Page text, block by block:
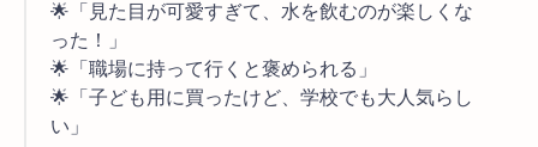
🌟「見た目が可愛すぎて、水を飲むのが楽しくな
った！」
🌟「職場に持って行くと褒められる」
🌟「子ども用に買ったけど、学校でも大人気らし
い」